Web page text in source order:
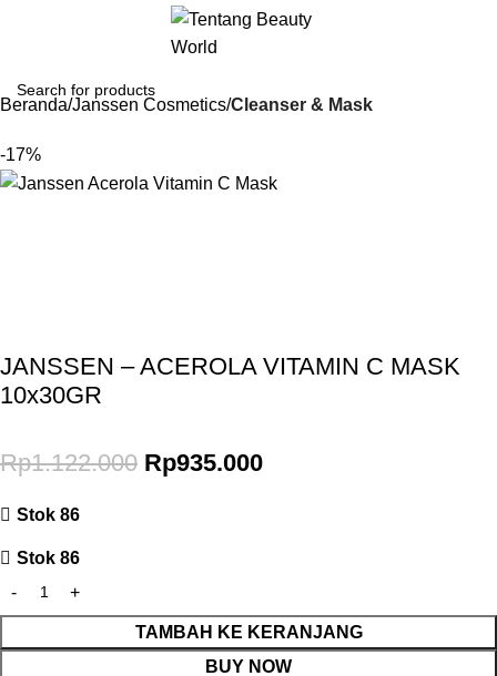
Beranda Janssen Cosmetics Cleanser & Mask
-17%
JANSSEN – ACEROLA VITAMIN C MASK
10x30GR
Rp1.122.000 Rp935.000
Stok 86
Stok 86
TAMBAH KE KERANJANG
BUY NOW